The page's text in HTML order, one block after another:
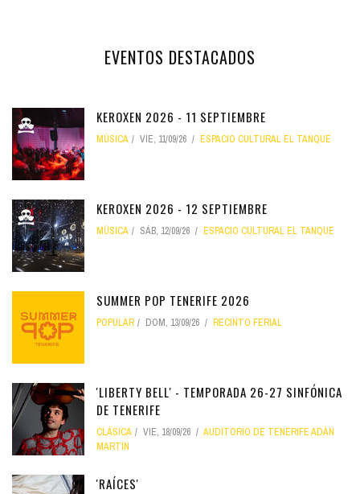
EVENTOS DESTACADOS
KEROXEN 2026 - 11 SEPTIEMBRE
MÚSICA VIE, 11/09/26 ESPACIO CULTURAL EL TANQUE
KEROXEN 2026 - 12 SEPTIEMBRE
MÚSICA SÁB, 12/09/26 ESPACIO CULTURAL EL TANQUE
SUMMER POP TENERIFE 2026
POPULAR DOM, 13/09/26 RECINTO FERIAL
'LIBERTY BELL' - TEMPORADA 26-27 SINFÓNICA
DE TENERIFE
CLÁSICA VIE, 18/09/26
AUDITORIO DE TENERIFE ADÁN
MARTÍN
'RAÍCES'